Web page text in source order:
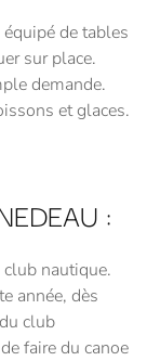
de tables
sur place.
demande.
et glaces.
:
nautique.
année, dès
club
faire du canoe